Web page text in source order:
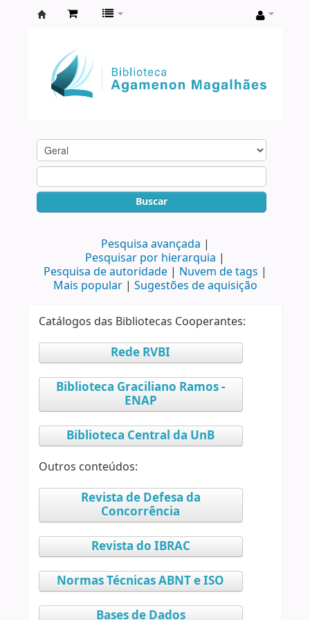
Agamenon
Magalhães
Buscar
Pesquisa avançada
Pesquisar por hierarquia
Pesquisa de autoridade
Nuvem de tags
Mais popular
Sugestões de aquisição
Catálogos das Bibliotecas Cooperantes:
Rede RVBI
Biblioteca Graciliano Ramos -
ENAP
Biblioteca Central da UnB
Outros conteúdos:
Revista de Defesa da
Concorrência
Revista do IBRAC
Normas Técnicas ABNT e ISO
Bases de Dados